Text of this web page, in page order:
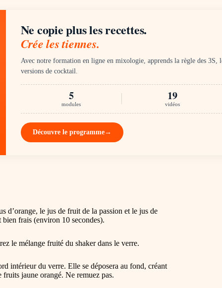
Ne copie plus les recettes.
Crée les tiennes.
Avec notre formation en ligne en mixologie, apprends la règle des 3S,
versions de cocktail.
5
modules
19
vidéos
Découvre le programme→
d’orange, le jus de fruit de la passion et le jus de
bien frais (environ 10 secondes).
le mélange fruité du shaker dans le verre.
intérieur du verre. Elle se déposera au fond, créant
jaune orangé. Ne remuez pas.